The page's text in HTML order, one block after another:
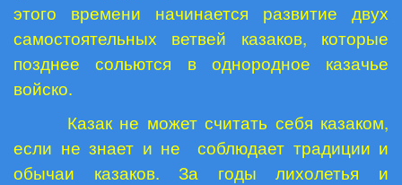
этого времени начинается развитие двух
самостоятельных ветвей казаков, которые
позднее сольются в однородное казачье
войско.
Казак не может считать себя казаком,
если не знает и не
соблюдает традиции и
обычаи казаков. За годы лихолетья и